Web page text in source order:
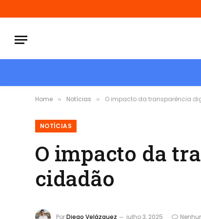
Home » Notícias » O impacto da transparência
NOTÍCIAS
O impacto da
cidadão
PorDiego Velázquez julho 3, 2025